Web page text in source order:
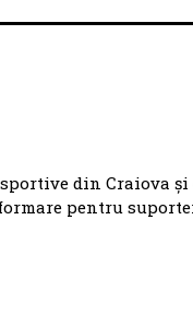
din Craiova
pentru